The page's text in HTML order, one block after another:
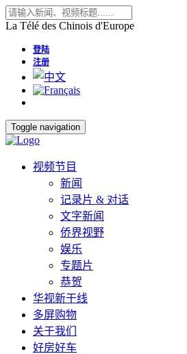
La Télé des Chinois d'Europe
登陆
注册
Toggle navigation
视频节目
新闻
记录片 & 对话
文字新闻
侨界视野
娱乐
专题片
恭贺
华视新干线
多屏购物
关于我们
好房好车